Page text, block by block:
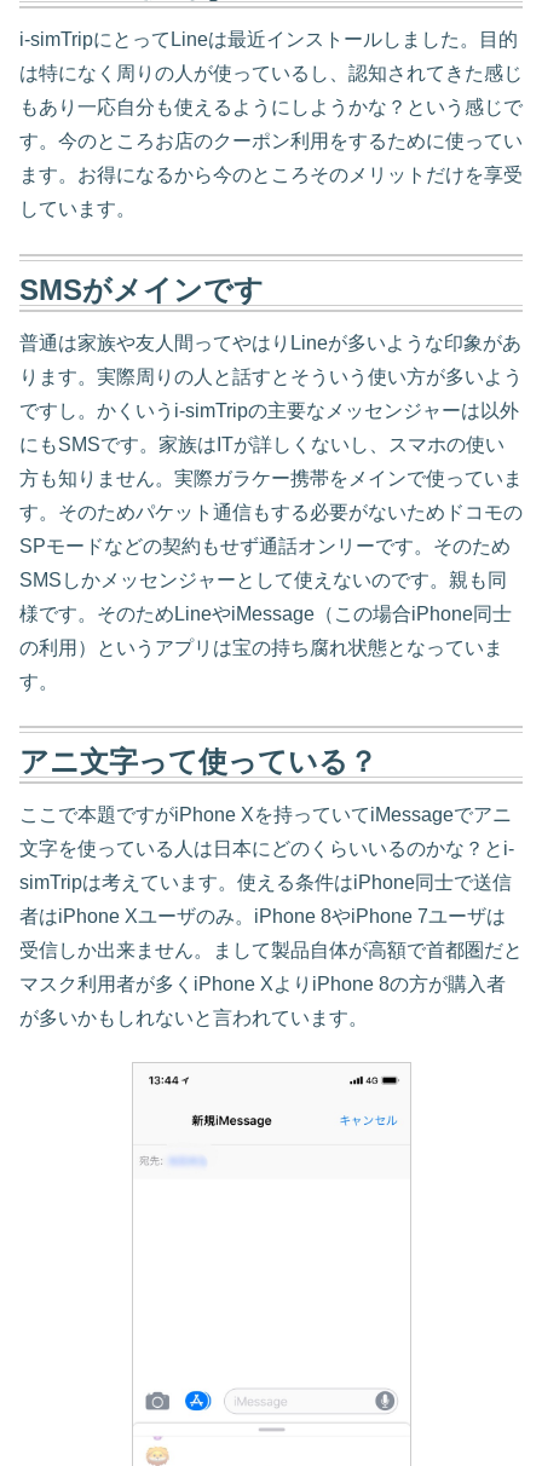
i-simTripにとってLineは最近インストールしました。目的
は特になく周りの人が使っているし、認知されてきた感じ
もあり一応自分も使えるようにしようかな？という感じで
す。今のところお店のクーポン利用をするために使ってい
ます。お得になるから今のところそのメリットだけを享受
しています。
SMSがメインです
普通は家族や友人間ってやはりLineが多いような印象があ
ります。実際周りの人と話すとそういう使い方が多いよう
ですし。かくいうi-simTripの主要なメッセンジャーは以外
にもSMSです。家族はITが詳しくないし、スマホの使い
方も知りません。実際ガラケー携帯をメインで使っていま
す。そのためパケット通信もする必要がないためドコモの
SPモードなどの契約もせず通話オンリーです。そのため
SMSしかメッセンジャーとして使えないのです。親も同
様です。そのためLineやiMessage（この場合iPhone同士
の利用）というアプリは宝の持ち腐れ状態となっていま
す。
アニ文字って使っている？
ここで本題ですがiPhone Xを持っていてiMessageでアニ
文字を使っている人は日本にどのくらいいるのかな？とi-
simTripは考えています。使える条件はiPhone同士で送信
者はiPhone Xユーザのみ。iPhone 8やiPhone 7ユーザは
受信しか出来ません。まして製品自体が高額で首都圏だと
マスク利用者が多くiPhone XよりiPhone 8の方が購入者
が多いかもしれないと言われています。